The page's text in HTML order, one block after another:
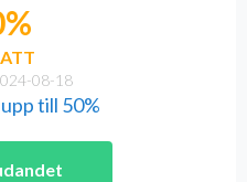
08-18
till 50%